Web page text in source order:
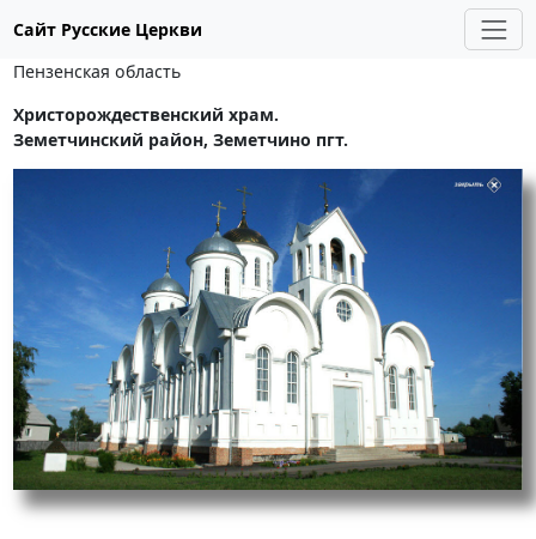
Сайт Русские Церкви
Пензенская область
Христорождественский храм.
Земетчинский район, Земетчино пгт.